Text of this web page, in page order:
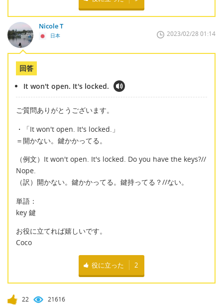
Nicole T
日本 2023/02/28 01:14
回答
It won't open. It's locked.
ご質問ありがとうございます。
・「It won't open. It's locked.」
＝開かない。鍵かかってる。
（例文）It won't open. It's locked. Do you have the keys?//
Nope.
（訳）開かない。鍵かかってる。鍵持ってる？//ない。
単語：
key 鍵
お役に立てれば嬉しいです。
Coco
役に立った 2
22 21616